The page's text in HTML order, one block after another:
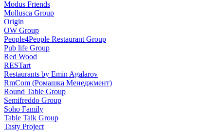
Modus Friends
Mollusca Group
Origin
OW Group
People4People Restaurant Group
Pub life Group
Red Wood
RESTart
Restaurants by Emin Agalarov
RmCom (Ромашка Менеджмент)
Round Table Group
Semifreddo Group
Soho Family
Table Talk Group
Tasty Project